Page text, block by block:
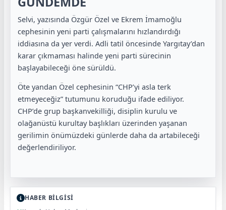
Selvi, yazısında Özgür Özel ve Ekrem İmamoğlu
cephesinin yeni parti çalışmalarını hızlandırdığı
iddiasına da yer verdi. Adli tatil öncesinde Yargıtay’dan
karar çıkmaması halinde yeni parti sürecinin
başlayabileceği öne sürüldü.
Öte yandan Özel cephesinin “CHP’yi asla terk
etmeyeceğiz” tutumunu koruduğu ifade ediliyor.
CHP’de grup başkanvekilliği, disiplin kurulu ve
olağanüstü kurultay başlıkları üzerinden yaşanan
gerilimin önümüzdeki günlerde daha da artabileceği
değerlendiriliyor.
HABER BİLGİSİ